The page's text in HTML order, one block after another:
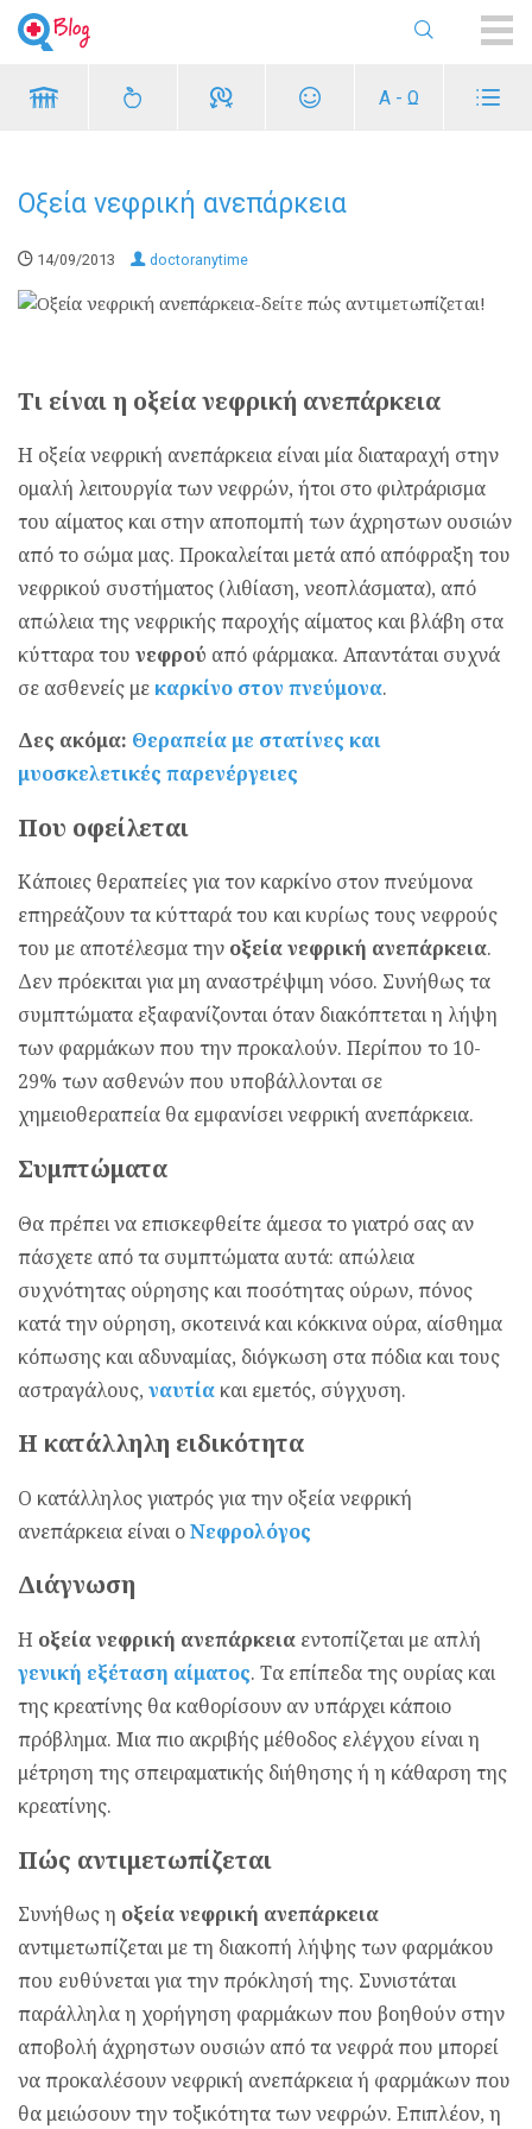
Α - Ω
Οξεία νεφρική ανεπάρκεια
14/09/2013 doctoranytime
Τι είναι η οξεία νεφρική ανεπάρκεια
Η οξεία νεφρική ανεπάρκεια είναι μία διαταραχή στην
ομαλή λειτουργία των νεφρών, ήτοι στο φιλτράρισμα
του αίματος και στην αποπομπή των άχρηστων ουσιών
από το σώμα μας. Προκαλείται μετά από απόφραξη του
νεφρικού συστήματος (λιθίαση, νεοπλάσματα), από
απώλεια της νεφρικής παροχής αίματος και βλάβη στα
κύτταρα του νεφρού από φάρμακα. Απαντάται συχνά
σε ασθενείς με καρκίνο στον πνεύμονα.
Δες ακόμα: Θεραπεία με στατίνες και
μυοσκελετικές παρενέργειες
Που οφείλεται
Κάποιες θεραπείες για τον καρκίνο στον πνεύμονα
επηρεάζουν τα κύτταρά του και κυρίως τους νεφρούς
του με αποτέλεσμα την οξεία νεφρική ανεπάρκεια.
Δεν πρόεκιται για μη αναστρέψιμη νόσο. Συνήθως τα
συμπτώματα εξαφανίζονται όταν διακόπτεται η λήψη
των φαρμάκων που την προκαλούν. Περίπου το 10-
29% των ασθενών που υποβάλλονται σε
χημειοθεραπεία θα εμφανίσει νεφρική ανεπάρκεια.
Συμπτώματα
Θα πρέπει να επισκεφθείτε άμεσα το γιατρό σας αν
πάσχετε από τα συμπτώματα αυτά: απώλεια
συχνότητας ούρησης και ποσότητας ούρων, πόνος
κατά την ούρηση, σκοτεινά και κόκκινα ούρα, αίσθημα
κόπωσης και αδυναμίας, διόγκωση στα πόδια και τους
αστραγάλους, ναυτία και εμετός, σύγχυση.
Η κατάλληλη ειδικότητα
Ο κατάλληλος γιατρός για την οξεία νεφρική
ανεπάρκεια είναι οΝεφρολόγος
Διάγνωση
Η οξεία νεφρική ανεπάρκεια εντοπίζεται με απλή
γενική εξέταση αίματος. Τα επίπεδα της ουρίας και
της κρεατίνης θα καθορίσουν αν υπάρχει κάποιο
πρόβλημα. Μια πιο ακριβής μέθοδος ελέγχου είναι η
μέτρηση της σπειραματικής διήθησης ή η κάθαρση της
κρεατίνης.
Πώς αντιμετωπίζεται
Συνήθως η οξεία νεφρική ανεπάρκεια
αντιμετωπίζεται με τη διακοπή λήψης των φαρμάκου
που ευθύνεται για την πρόκλησή της. Συνιστάται
παράλληλα η χορήγηση φαρμάκων που βοηθούν στην
αποβολή άχρηστων ουσιών από τα νεφρά που μπορεί
να προκαλέσουν νεφρική ανεπάρκεια ή φαρμάκων που
θα μειώσουν την τοξικότητα των νεφρών. Επιπλέον, η